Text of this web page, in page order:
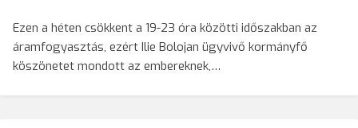
Ezen a héten csökkent a 19-23 óra közötti időszakban az
áramfogyasztás, ezért Ilie Bolojan ügyvivő kormányfő
köszönetet mondott az embereknek,…